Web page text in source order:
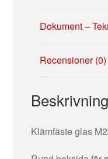
Dokument –
Recensioner (0)
Beskrivning
Klämfäste glas